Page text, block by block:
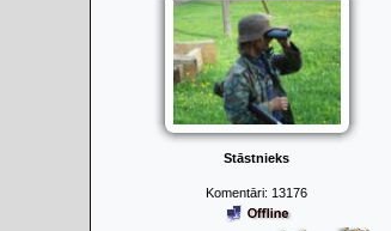
Stāstnieks
Komentāri: 13176